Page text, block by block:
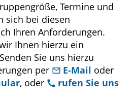
Termine und
sich bei diesen
Ihren Anforderungen.
Ihnen hierzu ein
Sie uns hierzu
per
E-Mail oder
, oder
rufen Sie uns